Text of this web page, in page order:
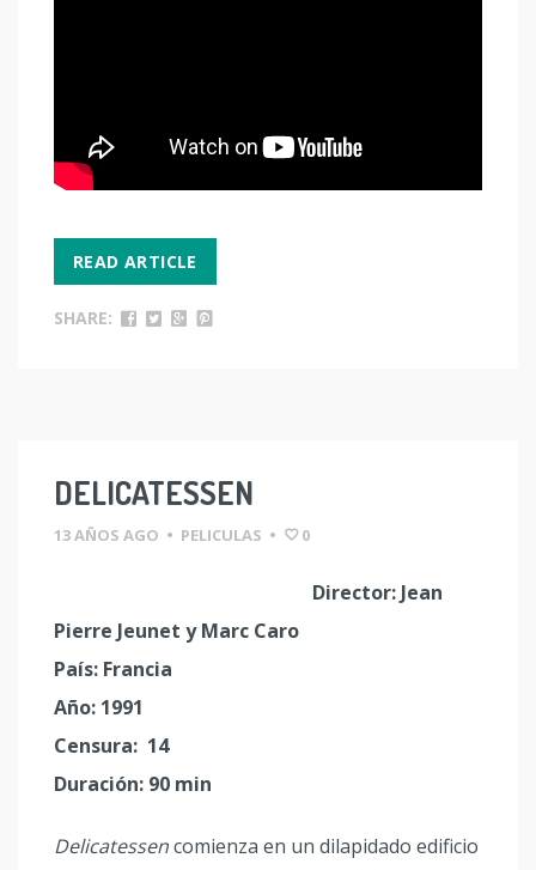
READ ARTICLE
SHARE:
DELICATESSEN
13 AÑOS AGO • PELICULAS • 0
Director: Jean
Pierre Jeunet y Marc Caro
País: Francia
Año: 1991
Censura: 14
Duración: 90 min
Delicatessencomienza en un dilapidado edificio